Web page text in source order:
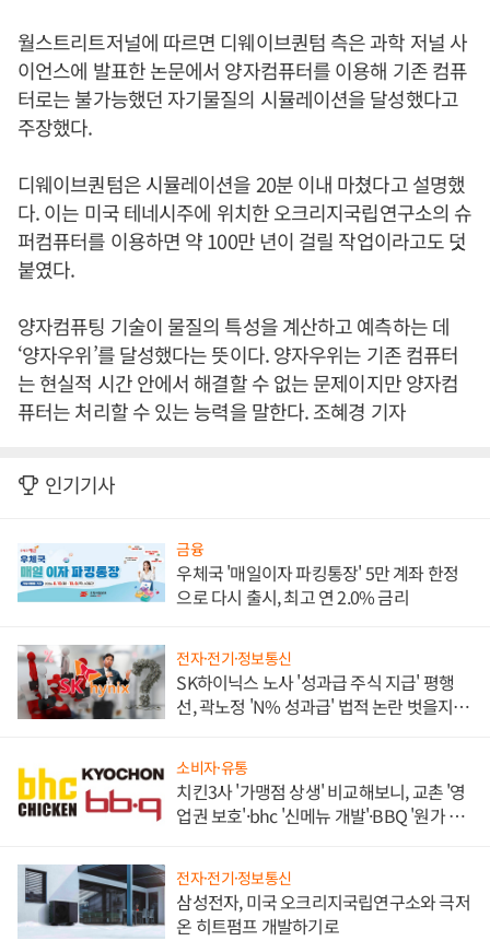
월스트리트저널에 따르면 디웨이브퀀텀 측은 과학 저널 사
이언스에 발표한 논문에서 양자컴퓨터를 이용해 기존 컴퓨
터로는 불가능했던 자기물질의 시뮬레이션을 달성했다고
주장했다.
디웨이브퀀텀은 시뮬레이션을 20분 이내 마쳤다고 설명했
다. 이는 미국 테네시주에 위치한 오크리지국립연구소의 슈
퍼컴퓨터를 이용하면 약 100만 년이 걸릴 작업이라고도 덧
붙였다.
양자컴퓨팅 기술이 물질의 특성을 계산하고 예측하는 데
‘양자우위’를 달성했다는 뜻이다. 양자우위는 기존 컴퓨터
는 현실적 시간 안에서 해결할 수 없는 문제이지만 양자컴
퓨터는 처리할 수 있는 능력을 말한다. 조혜경 기자
인기기사
금융
우체국 '매일이자 파킹통장' 5만 계좌 한정
으로 다시 출시, 최고 연 2.0% 금리
전자·전기·정보통신
SK하이닉스 노사 '성과급 주식 지급' 평행
선, 곽노정 'N% 성과급' 법적 논란 벗을지 주
소비자·유통
치킨3사 '가맹점 상생' 비교해보니, 교촌 '영
업권 보호'·bhc '신메뉴 개발'·BBQ '원가 부
전자·전기·정보통신
삼성전자, 미국 오크리지국립연구소와 극저
온 히트펌프 개발하기로